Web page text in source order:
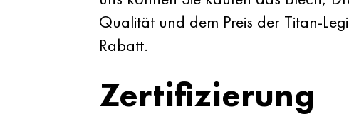
Qualität und dem Preis der Titan-
Rabatt.
Zertifizierung